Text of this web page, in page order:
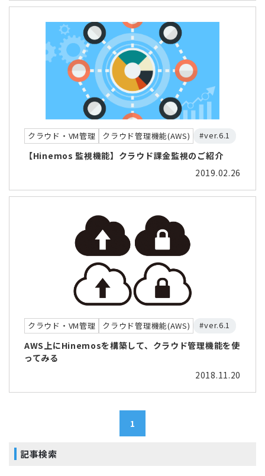
クラウド・VM管理 クラウド管理機能(AWS) #ver.6.1
【Hinemos 監視機能】クラウド課金監視のご紹介
2019.02.26
クラウド・VM管理 クラウド管理機能(AWS) #ver.6.1
AWS上にHinemosを構築して、クラウド管理機能を使
ってみる
2018.11.20
1
記事検索